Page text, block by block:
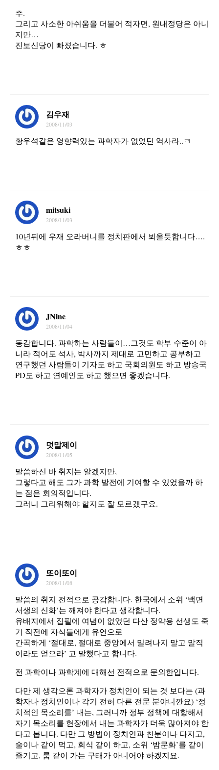
추.
그리고 사소한 아쉬움을 더불어 적자면, 원내정당은 아니
지만…
진보신당이 빠졌습니다. ㅎ
김우재
2008/11/03
황우석같은 영향력있는 과학자가 없었던 역사라..ㅋ
mitsuki
2008/11/03
10년뒤에 우재 오라버니를 정치판에서 뵈올듯합니다….
ㅎㅎ
JNine
2008/11/04
동감합니다. 과학하는 사람들이…그것도 학부 수준이 아
니라 적어도 석사, 박사까지 제대로 고민하고 공부하고
연구했던 사람들이 기자도 하고 국회의원도 하고 방송국
PD도 하고 연예인도 하고 했으면 좋겠습니다.
덧말제이
2008/11/05
말씀하신 바 취지는 알겠지만,
그렇다고 해도 그가 과학 발전에 기여할 수 있었을까 하
는 점은 회의적입니다.
그러니 그리워해야 할지도 잘 모르겠구요.
또이또이
2008/11/08
말씀의 취지 전적으로 공감합니다. 한국에서 소위 ‘백면
서생의 신화’는 깨져야 한다고 생각합니다.
유배지에서 집필에 여념이 없었던 다산 정약용 선생도 죽
기 직전에 자식들에게 유언으로
간곡하게 ‘절대로, 절대로 중앙에서 밀려나지 말고 말직
이라도 얻으라’ 고 말했다고 합니다.
전 과학이나 과학계에 대해선 전적으로 문외한입니다.
다만 제 생각으론 과학자가 정치인이 되는 것 보다는 (과
학자나 정치인이나 각기 전혀 다른 전문 분야니깐요) ‘정
치적인 목소리를’ 내는, 그러니까 정부 정책에 대항해서
자기 목소리를 현장에서 내는 과학자가 더욱 많아져야 한
다고 봅니다. 다만 그 방법이 정치인과 친분이나 다지고,
술이나 같이 먹고, 회식 같이 하고, 소위 ‘밤문화’를 같이
즐기고, 룸 같이 가는 구태가 아니어야 하겠지요.